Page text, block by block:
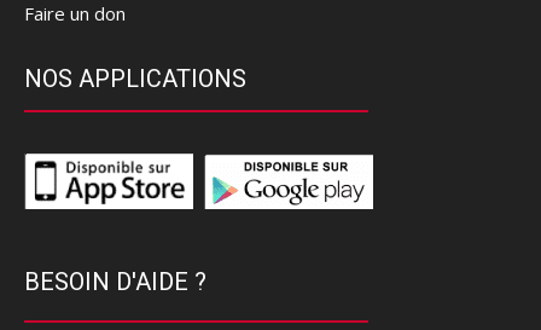
Faire un don
NOS APPLICATIONS
BESOIN D'AIDE ?